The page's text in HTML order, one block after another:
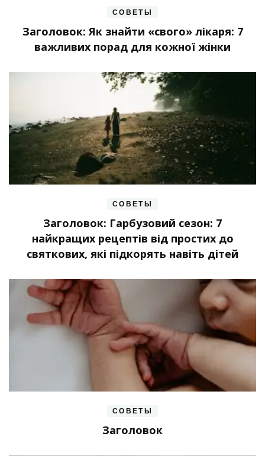
СОВЕТЫ
Заголовок: Як знайти «свого» лікаря: 7
важливих порад для кожної жінки
СОВЕТЫ
Заголовок: Гарбузовий сезон: 7
найкращих рецептів від простих до
святкових, які підкорять навіть дітей
СОВЕТЫ
Заголовок